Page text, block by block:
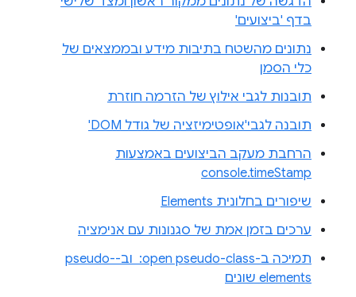
בדף 'ביצועים'
נתונים מהשטח בתיבות מידע ובממצאים של
כלי הסמן
תובנות לגבי אילוץ של הזרמה חוזרת
תובנה לגבי'אופטימיזציה של גודל DOM'
הרחבת מעקב הביצועים באמצעות
console.timeStamp
שיפורים בחלונית Elements
ערכים בזמן אמת של סגנונות עם אנימציה
תמיכה ב-‎ :open pseudo-class וב-pseudo-
elements שונים